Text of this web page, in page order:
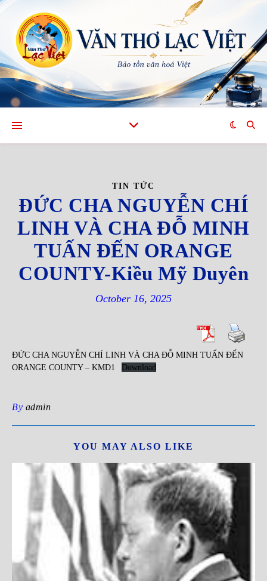
TIN TỨC
ĐỨC CHA NGUYỄN CHÍ
LINH VÀ CHA ĐỖ MINH
TUẤN ĐẾN ORANGE
COUNTY-Kiều Mỹ Duyên
October 16, 2025
ĐỨC CHA NGUYỄN CHÍ LINH VÀ CHA ĐỖ MINH TUẤN ĐẾN
ORANGE COUNTY – KMD1
Download
By admin
YOU MAY ALSO LIKE